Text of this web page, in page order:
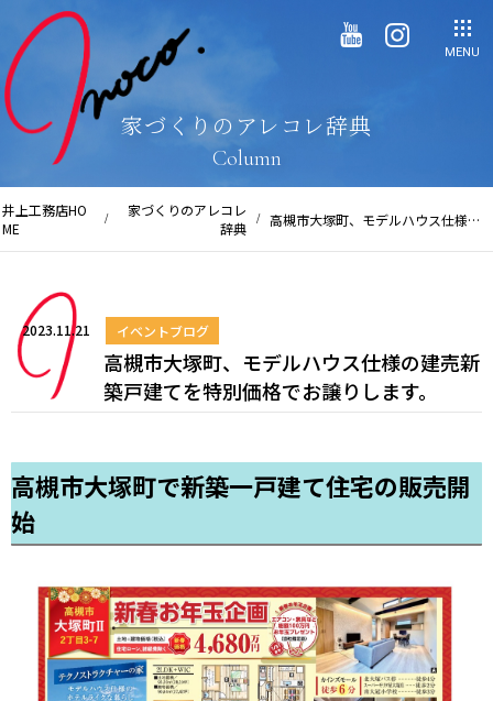
MENU
家づくりのアレコレ辞典
Column
井上工務店HO
ME
家づくりのアレコレ
辞典
高槻市大塚町、モデルハウス仕様の
します。
2023.11.21 イベントブログ
高槻市大塚町、モデルハウス仕様の建売新
築戸建てを特別価格でお譲りします。
高槻市大塚町で新築一戸建て住宅の販売開
始